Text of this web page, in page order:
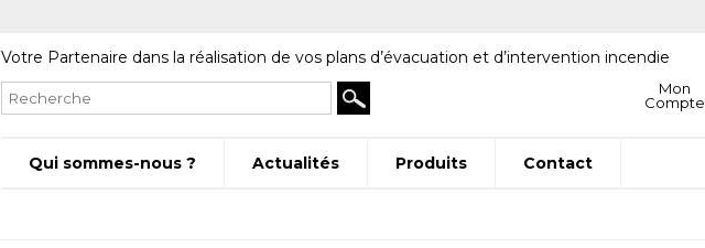
Votre Partenaire dans la réalisation de vos plans d’évacuation et d’intervention incendie
Mon
Compte
Qui sommes-nous ? Actualités Produits Contact